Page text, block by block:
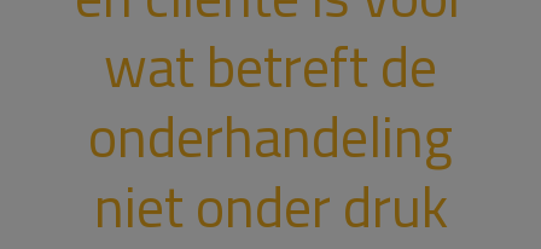
wat betreft de
onderhandeling
niet onder druk